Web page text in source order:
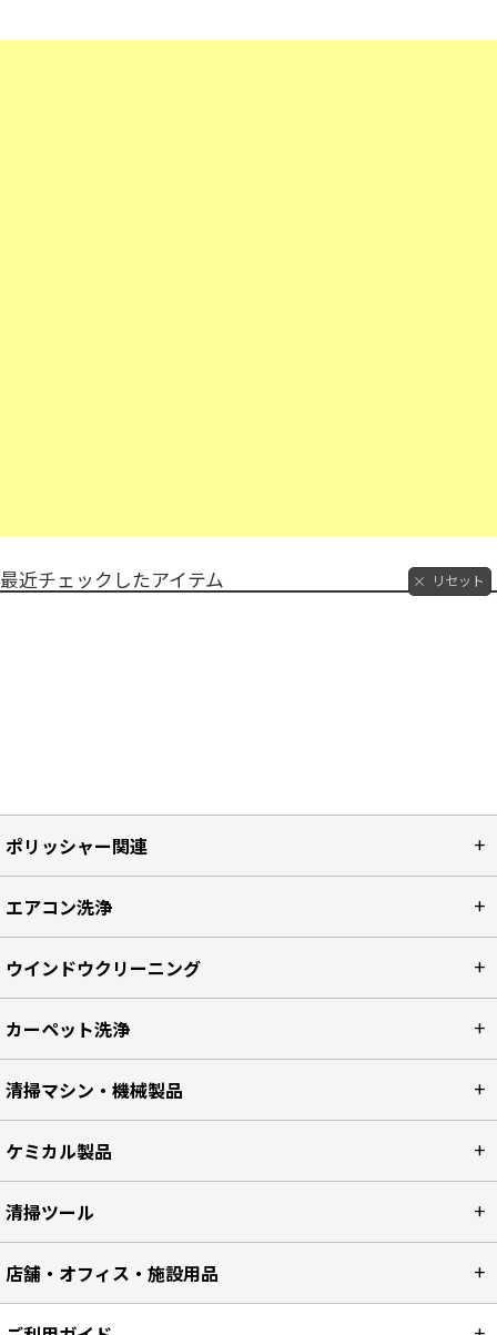
最近チェックしたアイテム リセット
ポリッシャー関連
エアコン洗浄
ウインドウクリーニング
カーペット洗浄
清掃マシン・機械製品
ケミカル製品
清掃ツール
店舗・オフィス・施設用品